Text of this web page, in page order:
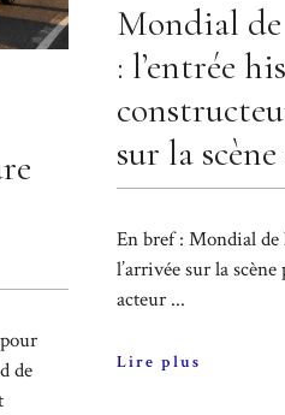
de
Mondial de
: l’entrée
sur la
En bref : Mondial de
l’arrivée sur la
acteur ...
Lire plus